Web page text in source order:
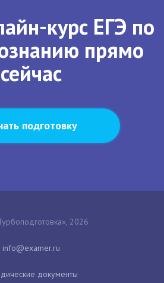
курс ЕГЭ по
прямо
сейчас
подготовку
2026
документы